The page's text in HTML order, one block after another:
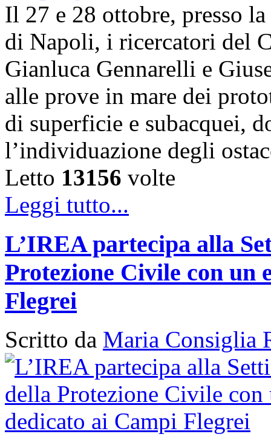
Il 27 e 28 ottobre, presso
di Napoli, i ricercatori del
Gianluca Gennarelli e
alle prove in mare dei
di superficie e subacquei,
l’individuazione degli
Letto 13156 volte
Leggi tutto...
L’IREA partecipa alla
Protezione Civile con un
Flegrei
Scritto da Maria Consiglia